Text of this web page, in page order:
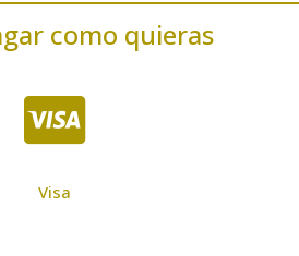
como quieras

Visa